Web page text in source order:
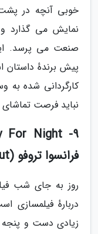
خوبی آنچه در
نمایش می گذارد
صنعت می پرسد.
پیش برندهٔ داستان
کارگردانی شده
نباید فرصت
فرانسوا تروفو (François Truffaut)
روز به جای شب
دربارهٔ فیلمسازی